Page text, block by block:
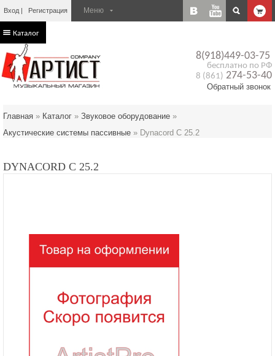
Вход Регистрация
8(918)449-03-75
бесплатно по РФ
8 (861) 274-53-40
Обратный звонок
Каталог
Главная » Каталог » Звуковое оборудование »
Акустические системы пассивные » Dynacord C 25.2
DYNACORD C 25.2